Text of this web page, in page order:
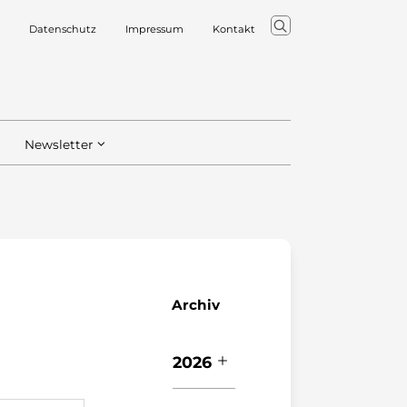
Datenschutz Impressum Kontakt
Newsletter
Archiv
2026